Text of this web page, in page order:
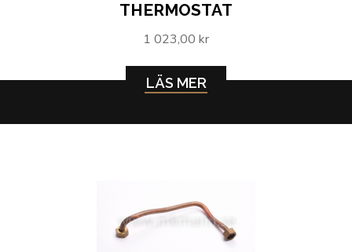
THERMOSTAT
1 023,00 kr
LÄS MER